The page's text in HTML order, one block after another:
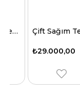
Çift Sağım Tek Güğüm İnek Sağım Makinesi C 40 Model